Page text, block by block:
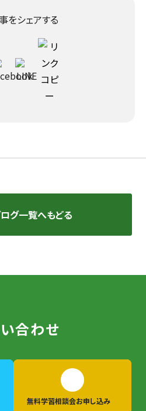
をシェアする
グ一覧へもどる
合わせ
無料学習相談会お申し込み